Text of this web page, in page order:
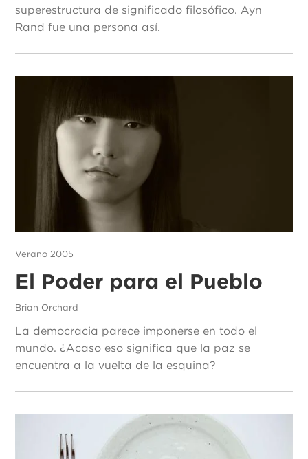
superestructura de significado filosófico. Ayn
Rand fue una persona así.
Verano 2005
El Poder para el Pueblo
Brian Orchard
La democracia parece imponerse en todo el
mundo. ¿Acaso eso significa que la paz se
encuentra a la vuelta de la esquina?